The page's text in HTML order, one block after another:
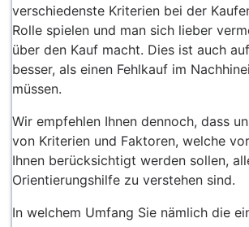
verschiedenste Kriterien bei der
Rolle spielen und man sich lieber
über den Kauf macht. Dies ist auch
besser, als einen Fehlkauf im
müssen.
Wir empfehlen Ihnen dennoch, dass
von Kriterien und Faktoren, welche
Ihnen berücksichtigt werden sollen,
Orientierungshilfe zu verstehen sind.
In welchem Umfang Sie nämlich die